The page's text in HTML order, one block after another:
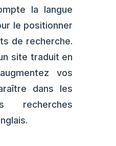
la langue
le positionner
de recherche.
site traduit en
vos
dans les
recherches